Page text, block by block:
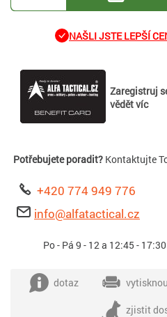
NAŠLI JSTE LEPŠÍ
Zaregistruj
vědět víc
Potřebujete poradit? Kontaktujte
+420 774 949 776
info@alfatactical.cz
Po - Pá 9 - 12 a 12:45 - 17:30
dotaz
zjistit